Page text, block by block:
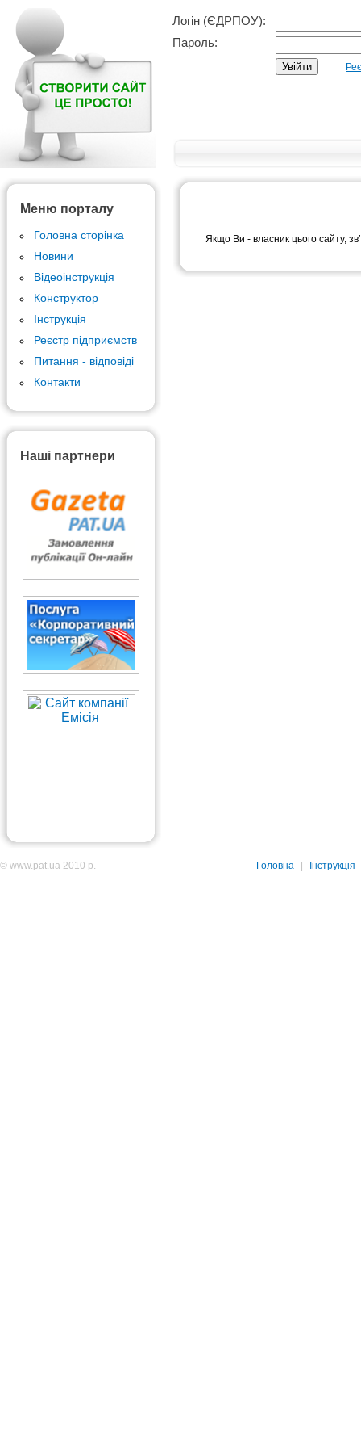
Логін (ЄДРПОУ):
Пароль:
Меню порталу
Головна сторінка
Новини
Відеоінструкція
Конструктор
Інструкція
Реєстр підприємств
Питання - відповіді
Контакти
Наші партнери
Якщо Ви - власник цього сайту,
© www.pat.ua 2010 р. Головна Інструкція